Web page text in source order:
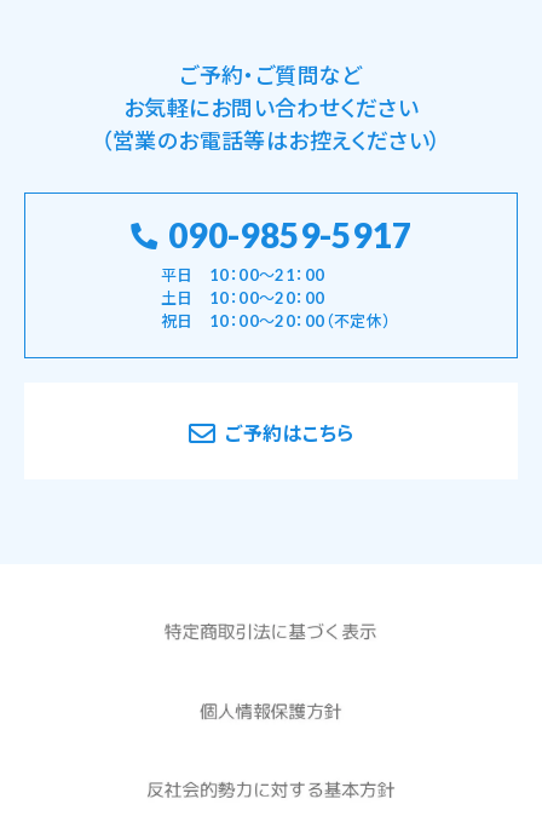
ご予約・ご質問など
お気軽にお問い合わせください
（営業のお電話等はお控えください）
090-9859-5917
平日 10：00～21：00
土日 10：00～20：00
祝日 10：00～20：00（不定休）
ご予約はこちら